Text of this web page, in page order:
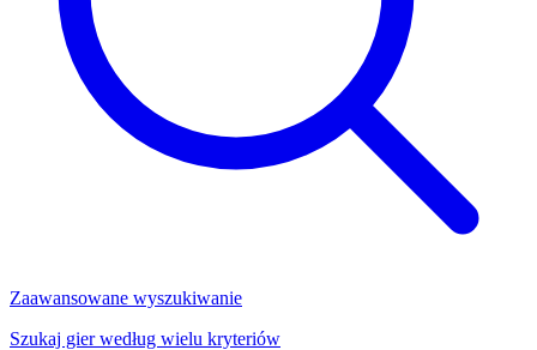
Zaawansowane wyszukiwanie
Szukaj gier według wielu kryteriów